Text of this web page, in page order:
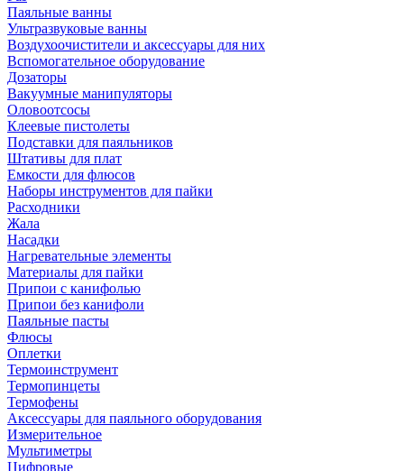
Паяльные ванны
Ультразвуковые ванны
Воздухоочистители и аксессуары для них
Вспомогательное оборудование
Дозаторы
Вакуумные манипуляторы
Оловоотсосы
Клеевые пистолеты
Подставки для паяльников
Штативы для плат
Емкости для флюсов
Наборы инструментов для пайки
Расходники
Жала
Насадки
Нагревательные элементы
Материалы для пайки
Припои с канифолью
Припои без канифоли
Паяльные пасты
Флюсы
Оплетки
Термоинструмент
Термопинцеты
Термофены
Аксессуары для паяльного оборудования
Измерительное
Мультиметры
Цифровые